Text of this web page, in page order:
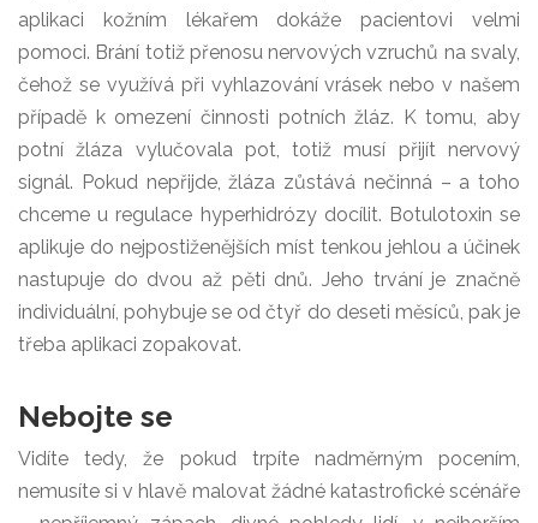
aplikaci kožním lékařem dokáže pacientovi velmi
pomoci. Brání totiž přenosu nervových vzruchů na svaly,
čehož se využívá při vyhlazování vrásek nebo v našem
případě k omezení činnosti potních žláz. K tomu, aby
potní žláza vylučovala pot, totiž musí přijít nervový
signál. Pokud nepřijde, žláza zůstává nečinná – a toho
chceme u regulace hyperhidrózy docílit. Botulotoxin se
aplikuje do nejpostiženějších míst tenkou jehlou a účinek
nastupuje do dvou až pěti dnů. Jeho trvání je značně
individuální, pohybuje se od čtyř do deseti měsíců, pak je
třeba aplikaci zopakovat.
Nebojte se
Vidíte tedy, že pokud trpíte nadměrným pocením,
nemusíte si v hlavě malovat žádné katastrofické scénáře